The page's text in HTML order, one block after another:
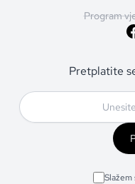
Program
Pretplatite
Slažem